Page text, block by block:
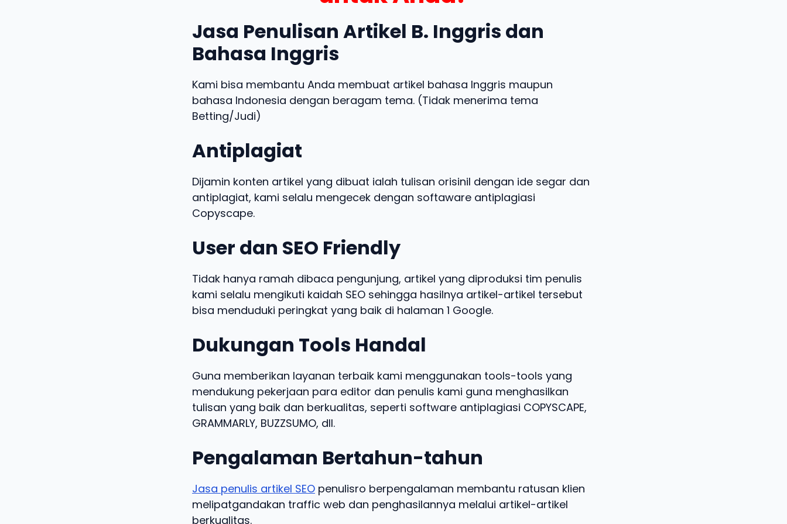
Jasa Penulisan Artikel B. Inggris dan
Bahasa Inggris
Kami bisa membantu Anda membuat artikel bahasa Inggris maupun
bahasa Indonesia dengan beragam tema. (Tidak menerima tema
Betting/Judi)
Antiplagiat
Dijamin konten artikel yang dibuat ialah tulisan orisinil dengan ide segar dan
antiplagiat, kami selalu mengecek dengan softaware antiplagiasi
Copyscape.
User dan SEO Friendly
Tidak hanya ramah dibaca pengunjung, artikel yang diproduksi tim penulis
kami selalu mengikuti kaidah SEO sehingga hasilnya artikel-artikel tersebut
bisa menduduki peringkat yang baik di halaman 1 Google.
Dukungan Tools Handal
Guna memberikan layanan terbaik kami menggunakan tools-tools yang
mendukung pekerjaan para editor dan penulis kami guna menghasilkan
tulisan yang baik dan berkualitas, seperti software antiplagiasi COPYSCAPE,
GRAMMARLY, BUZZSUMO, dll.
Pengalaman Bertahun-tahun
Jasa penulis artikel SEO penulisro berpengalaman membantu ratusan klien
melipatgandakan traffic web dan penghasilannya melalui artikel-artikel
berkualitas.